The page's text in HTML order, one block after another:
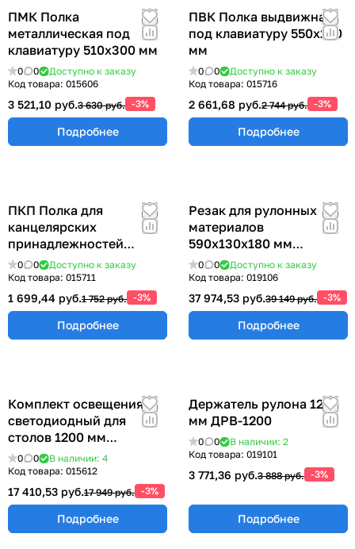
ПМК Полка
металлическая под
клавиатуру 510х300 мм
0 0
Доступно к заказу
Код товара: 015606
3 521,10 руб.3 630 руб. -3%
Подробнее
ПВК Полка выдвижная
под клавиатуру 550х250
мм
0 0
Доступно к заказу
Код товара: 015716
2 661,68 руб.2 744 руб. -3%
Подробнее
ПКП Полка для
канцелярских
принадлежностей
300х100 мм
0 0
Доступно к заказу
Код товара: 015711
1 699,44 руб.1 752 руб. -3%
Подробнее
Резак для рулонных
материалов
590х130х180 мм
РРМ-600
0 0
Доступно к заказу
Код товара: 019106
37 974,53 руб.39 149 руб. -3%
Подробнее
Комплект освещения
светодиодный для
столов 1200 мм
КОС-1200
0 0
В наличии: 4
Код товара: 015612
17 410,53 руб.17 949 руб. -3%
Подробнее
Держатель рулона 1200
мм ДРВ-1200
0 0
В наличии: 2
Код товара: 019101
3 771,36 руб.3 888 руб. -3%
Подробнее